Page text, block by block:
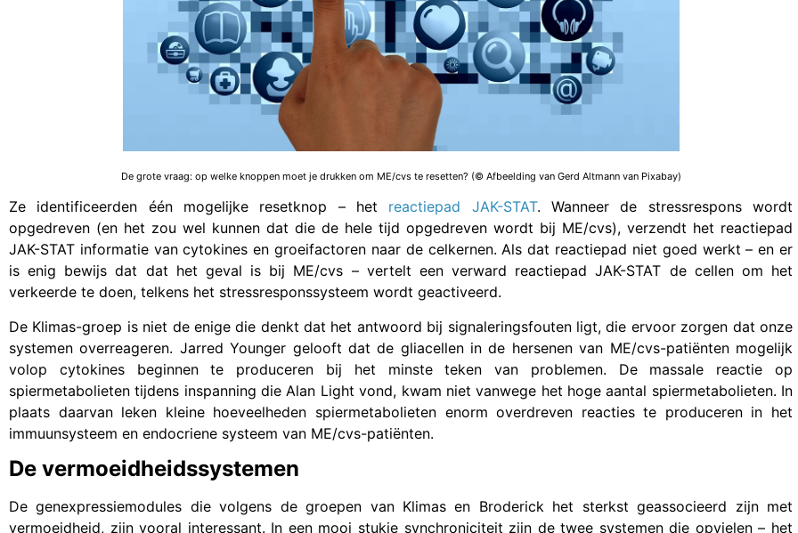
De grote vraag: op welke knoppen moet je drukken om ME/cvs te resetten? (© Afbeelding van Gerd Altmann van Pixabay)
Ze identificeerden één mogelijke resetknop – het reactiepad JAK-STAT. Wanneer de stressrespons wordt
opgedreven (en het zou wel kunnen dat die de hele tijd opgedreven wordt bij ME/cvs), verzendt het reactiepad
JAK-STAT informatie van cytokines en groeifactoren naar de celkernen. Als dat reactiepad niet goed werkt – en er
is enig bewijs dat dat het geval is bij ME/cvs – vertelt een verward reactiepad JAK-STAT de cellen om het
verkeerde te doen, telkens het stressresponssysteem wordt geactiveerd.
De Klimas-groep is niet de enige die denkt dat het antwoord bij signaleringsfouten ligt, die ervoor zorgen dat onze
systemen overreageren. Jarred Younger gelooft dat de gliacellen in de hersenen van ME/cvs-patiënten mogelijk
volop cytokines beginnen te produceren bij het minste teken van problemen. De massale reactie op
spiermetabolieten tijdens inspanning die Alan Light vond, kwam niet vanwege het hoge aantal spiermetabolieten. In
plaats daarvan leken kleine hoeveelheden spiermetabolieten enorm overdreven reacties te produceren in het
immuunsysteem en endocriene systeem van ME/cvs-patiënten.
De vermoeidheidssystemen
De genexpressiemodules die volgens de groepen van Klimas en Broderick het sterkst geassocieerd zijn met
vermoeidheid, zijn vooral interessant. In een mooi stukje synchroniciteit zijn de twee systemen die opvielen – het